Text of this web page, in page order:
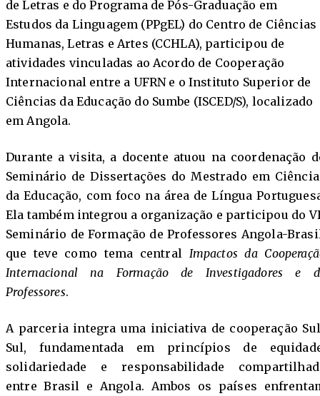
de Letras e do Programa de Pós-Graduação em
Estudos da Linguagem (PPgEL) do Centro de Ciências
Humanas, Letras e Artes (CCHLA), participou de
atividades vinculadas ao Acordo de Cooperação
Internacional entre a UFRN e o Instituto Superior de
Ciências da Educação do Sumbe (ISCED/S), localizado
em Angola.
Durante a visita, a docente atuou na coordenação
Seminário de Dissertações do Mestrado em
da Educação, com foco na área de Língua
Ela também integrou a organização e participou do
Seminário de Formação de Professores Angola-
que teve como tema central Impactos da
Internacional na Formação de Investigadores e
Professores.
A parceria integra uma iniciativa de cooperação
Sul, fundamentada em princípios de
solidariedade e responsabilidade
entre Brasil e Angola. Ambos os países